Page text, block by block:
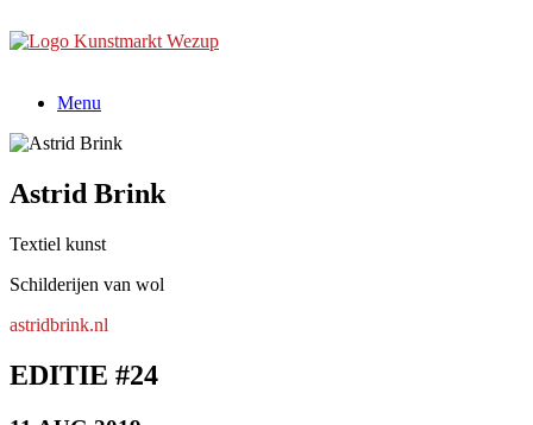
naar
Menu
Astrid Brink
Textiel kunst
Schilderijen van wol
astridbrink.nl
EDITIE #24